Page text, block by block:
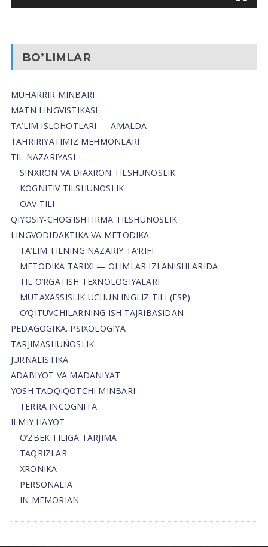
BO’LIMLAR
MUHARRIR MINBARI
MATN LINGVISTIKASI
TA’LIM ISLOHOTLARI — AMALDA
TAHRIRIYATIMIZ MEHMONLARI
TIL NAZARIYASI
SINXRON VA DIAXRON TILSHUNOSLIK
KOGNITIV TILSHUNOSLIK
OAV TILI
QIYOSIY-CHOG‘ISHTIRMA TILSHUNOSLIK
LINGVODIDAKTIKA VA METODIKA
TA’LIM TILNING NAZARIY TA’RIFI
METODIKA TARIXI — OLIMLAR IZLANISHLARIDA
TIL O’RGATISH TEXNOLOGIYALARI
MUTAXASSISLIK UCHUN INGLIZ TILI (ESP)
O’QITUVCHILARNING ISH TAJRIBASIDAN
PEDAGOGIKA. PSIXOLOGIYA
TARJIMASHUNOSLIK
JURNALISTIKA
ADABIYOT VA MADANIYAT
YOSH TADQIQOTCHI MINBARI
TERRA INCOGNITA
ILMIY HAYOT
O’ZBEK TILIGA TARJIMA
TAQRIZLAR
XRONIKA
PERSONALIA
IN MEMORIAN